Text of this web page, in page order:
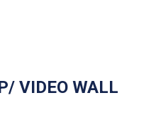
VIDEO WALL